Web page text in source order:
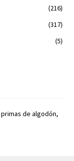
(216)
(317)
(5)
de algodón,